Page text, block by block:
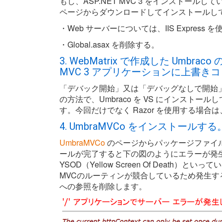
ページからダウンロードしてインストールし
・Web サーバーについては、IIS Express を
・Global.asax を削除する。
3. WebMatrix で作成した Umbraco
MVC 3 アプリケーションに上書き
「デバック開始」又は「デバッグなしで開
の方法で、Umbraco を VS にインストール
す。今回だけでなく Razor を使用する場合
4. UmbraMVCo をインストールする
UmbraMVCoのページからパッケージファ
ールが完了すると下の図のようにエラーが
YSOD（Yellow Screen Of Death）といって
MVCのルーティンが競合しているため発生
への参照を削除します。